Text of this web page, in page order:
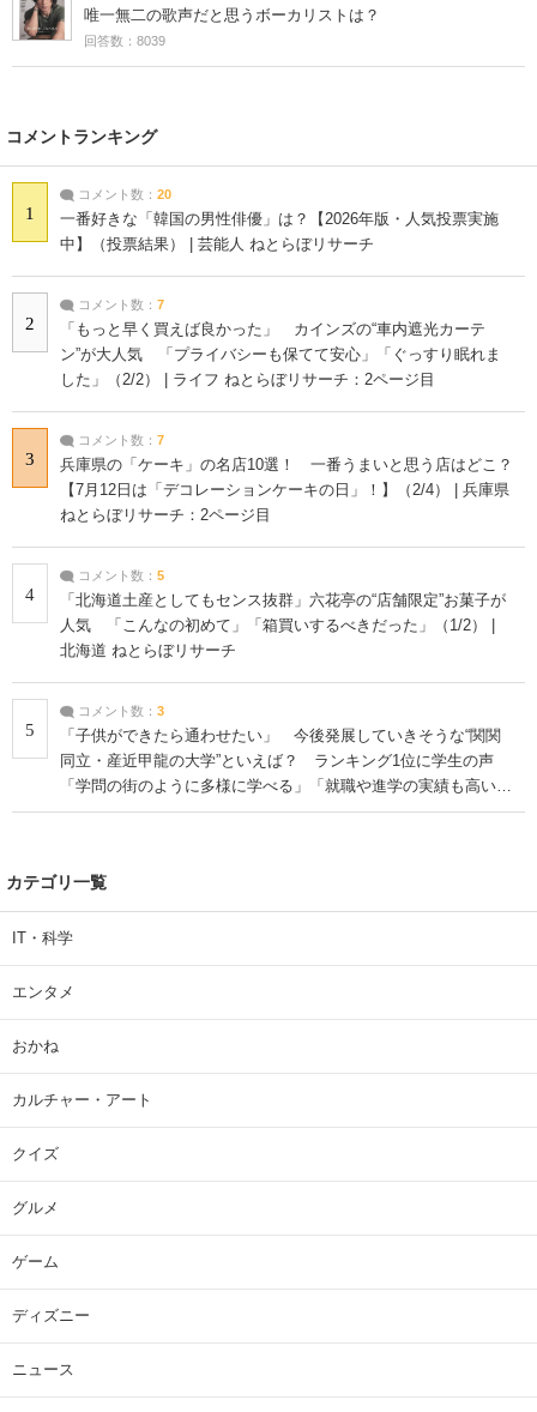
唯一無二の歌声だと思うボーカリストは？
回答数：8039
コメントランキング
1
コメント数： 20
一番好きな「韓国の男性俳優」は？【2026年版・人気投票実施
中】（投票結果） | 芸能人 ねとらぼリサーチ
2
コメント数： 7
「もっと早く買えば良かった」 カインズの“車内遮光カーテ
ン”が大人気 「プライバシーも保てて安心」「ぐっすり眠れま
した」（2/2） | ライフ ねとらぼリサーチ：2ページ目
3
コメント数： 7
兵庫県の「ケーキ」の名店10選！ 一番うまいと思う店はどこ？
【7月12日は「デコレーションケーキの日」！】（2/4） | 兵庫県
ねとらぼリサーチ：2ページ目
4
コメント数： 5
「北海道土産としてもセンス抜群」六花亭の“店舗限定”お菓子が
人気 「こんなの初めて」「箱買いするべきだった」（1/2） |
北海道 ねとらぼリサーチ
5
コメント数： 3
「子供ができたら通わせたい」 今後発展していきそうな“関関
同立・産近甲龍の大学”といえば？ ランキング1位に学生の声
「学問の街のように多様に学べる」「就職や進学の実績も高い」
| 大学 ねとらぼリサーチ
カテゴリ一覧
IT・科学
エンタメ
おかね
カルチャー・アート
クイズ
グルメ
ゲーム
ディズニー
ニュース